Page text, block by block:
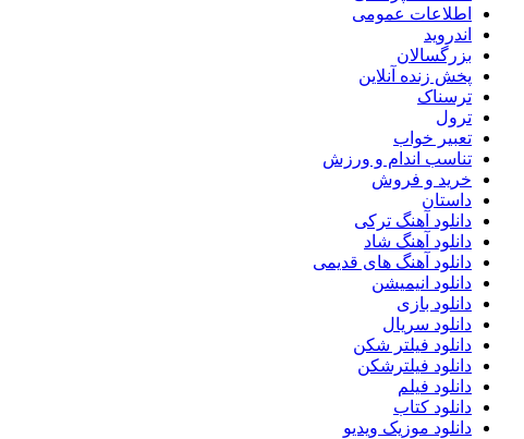
اطلاعات عمومی
اندروید
بزرگسالان
پخش زنده آنلاین
ترسناک
ترول
تعبیر خواب
تناسب اندام و ورزش
خرید و فروش
داستان
دانلود آهنگ ترکی
دانلود آهنگ شاد
دانلود آهنگ های قدیمی
دانلود انیمیشن
دانلود بازی
دانلود سریال
دانلود فیلتر شکن
دانلود فیلترشکن
دانلود فیلم
دانلود کتاب
دانلود موزیک ویدیو